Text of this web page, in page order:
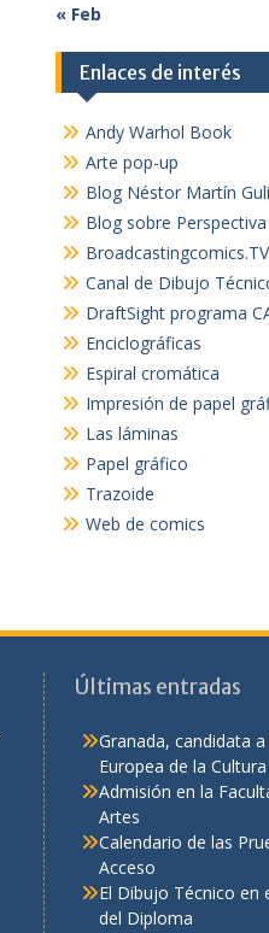
« Feb
Enlaces de interés
Andy Warhol Book
Arte pop-up
Blog Néstor Martín
Blog sobre
Broadcastingcomics.TV
Canal de Dibujo
DraftSight programa
Enciclográficas
Espiral cromática
Impresión de papel
Las láminas
Papel gráfico
Trazoide
Web de comics
Últimas entradas
Granada, candidata a
Europea de la Cultura
Admisión en la
Artes
Calendario de las
Acceso
El Dibujo Técnico en
del Diploma